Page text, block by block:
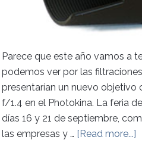
Parece que este año vamos a
podemos ver por las
presentarían un nuevo objetivo
f/1.4 en el Photokina. La feria
días 16 y 21 de septiembre,
las empresas y … [Read more...]